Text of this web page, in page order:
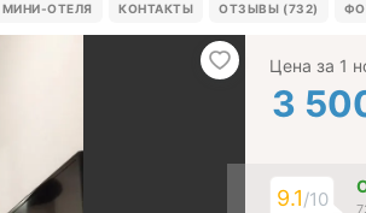
МИНИ-ОТЕЛЯ КОНТАКТЫ ОТЗЫВЫ (732)
Цена за 1
3
9.1/10